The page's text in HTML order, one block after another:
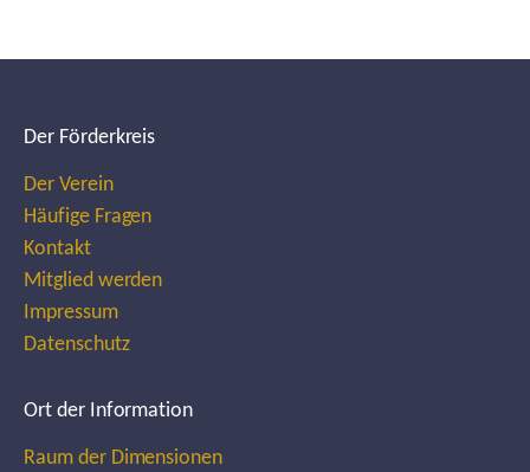
Der Förderkreis
Der Verein
Häufige Fragen
Kontakt
Mitglied werden
Impressum
Datenschutz
Ort der Information
Raum der Dimensionen